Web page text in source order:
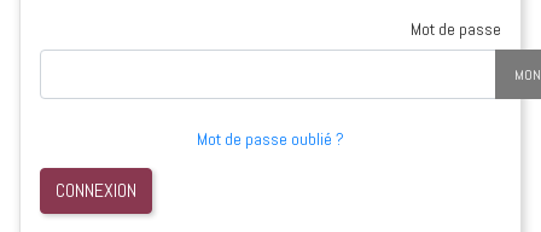
Mot de passe
Mot de passe oublié ?
CONNEXION